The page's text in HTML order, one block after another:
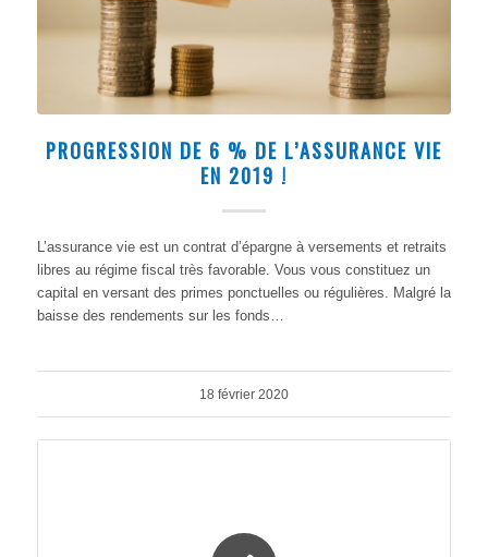
PROGRESSION DE 6 % DE L’ASSURANCE VIE
EN 2019 !
L’assurance vie est un contrat d’épargne à versements et retraits
libres au régime fiscal très favorable. Vous vous constituez un
capital en versant des primes ponctuelles ou régulières. Malgré la
baisse des rendements sur les fonds…
18 février 2020